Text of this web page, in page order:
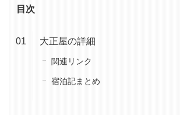
目次
大正屋の詳細
関連リンク
宿泊記まとめ